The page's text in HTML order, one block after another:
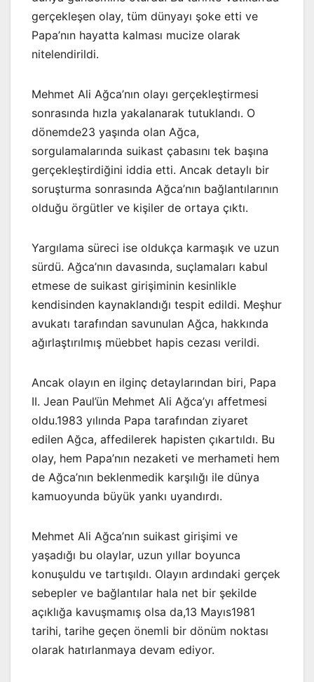
gerçekleşen olay, tüm dünyayı şoke etti ve
Papa’nın hayatta kalması mucize olarak
nitelendirildi.
Mehmet Ali Ağca’nın olayı gerçekleştirmesi
sonrasında hızla yakalanarak tutuklandı. O
dönemde23 yaşında olan Ağca,
sorgulamalarında suikast çabasını tek başına
gerçekleştirdiğini iddia etti. Ancak detaylı bir
soruşturma sonrasında Ağca’nın bağlantılarının
olduğu örgütler ve kişiler de ortaya çıktı.
Yargılama süreci ise oldukça karmaşık ve uzun
sürdü. Ağca’nın davasında, suçlamaları kabul
etmese de suikast girişiminin kesinlikle
kendisinden kaynaklandığı tespit edildi. Meşhur
avukatı tarafından savunulan Ağca, hakkında
ağırlaştırılmış müebbet hapis cezası verildi.
Ancak olayın en ilginç detaylarından biri, Papa
II. Jean Paul’ün Mehmet Ali Ağca’yı affetmesi
oldu.1983 yılında Papa tarafından ziyaret
edilen Ağca, affedilerek hapisten çıkartıldı. Bu
olay, hem Papa’nın nezaketi ve merhameti hem
de Ağca’nın beklenmedik karşılığı ile dünya
kamuoyunda büyük yankı uyandırdı.
Mehmet Ali Ağca’nın suikast girişimi ve
yaşadığı bu olaylar, uzun yıllar boyunca
konuşuldu ve tartışıldı. Olayın ardındaki gerçek
sebepler ve bağlantılar hala net bir şekilde
açıklığa kavuşmamış olsa da,13 Mayıs1981
tarihi, tarihe geçen önemli bir dönüm noktası
olarak hatırlanmaya devam ediyor.